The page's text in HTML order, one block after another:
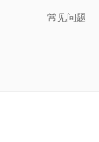
常见问题